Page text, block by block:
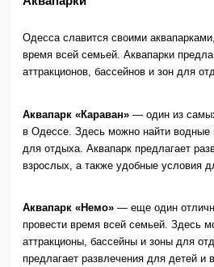
Одесса славится своими
время всей семьей. Аквапарки
аттракционов, бассейнов и зон для
Аквапарк «Караван»— один из
в Одессе. Здесь можно найти водные
для отдыха. Аквапарк предлагает
взрослых, а также удобные условия
Аквапарк «Немо»— еще один
провести время всей семьей. Здесь
аттракционы, бассейны и зоны для
предлагает развлечения для детей и